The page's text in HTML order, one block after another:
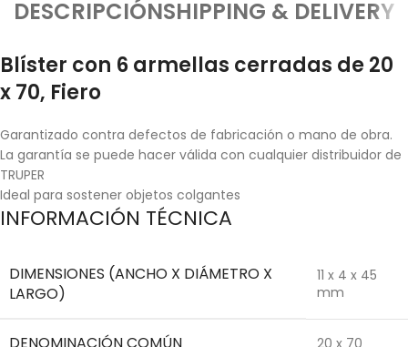
DESCRIPCIÓNSHIPPING & DELIVERY
Blíster con 6 armellas cerradas de 20
x 70, Fiero
Garantizado contra defectos de fabricación o mano de obra.
La garantía se puede hacer válida con cualquier distribuidor de
TRUPER
Ideal para sostener objetos colgantes
INFORMACIÓN TÉCNICA
DIMENSIONES (ANCHO X DIÁMETRO X
LARGO)
11 x 4 x 45
mm
DENOMINACIÓN COMÚN 20 x 70